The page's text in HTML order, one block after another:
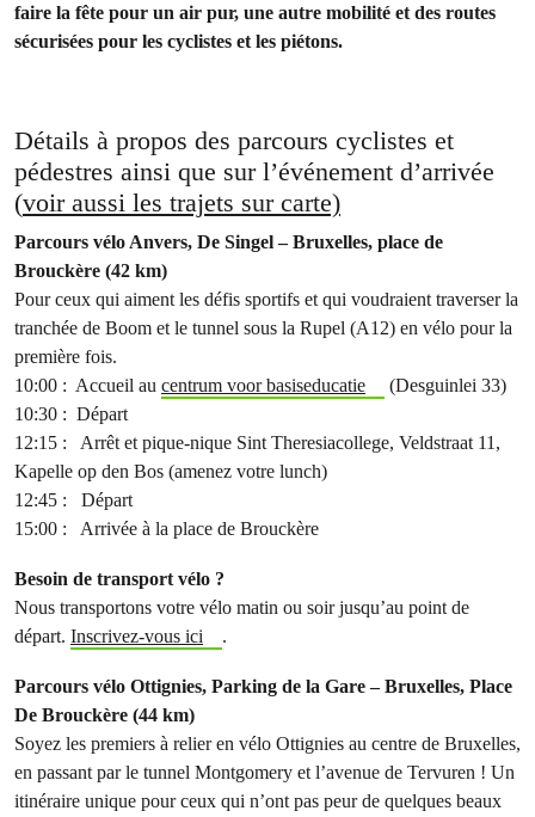
faire la fête pour un air pur, une autre mobilité et des routes
sécurisées pour les cyclistes et les piétons.
Détails à propos des parcours cyclistes et
pédestres ainsi que sur l’événement d’arrivée
(voir aussi les trajets sur carte)
Parcours vélo Anvers, De Singel – Bruxelles, place de
Brouckère (42 km)
Pour ceux qui aiment les défis sportifs et qui voudraient traverser la
tranchée de Boom et le tunnel sous la Rupel (A12) en vélo pour la
première fois.
10:00 : Accueil au centrum voor basiseducatie
(Desguinlei 33)
10:30 : Départ
12:15 : Arrêt et pique-nique Sint Theresiacollege, Veldstraat 11,
Kapelle op den Bos (amenez votre lunch)
12:45 : Départ
15:00 : Arrivée à la place de Brouckère
Besoin de transport vélo ?
Nous transportons votre vélo matin ou soir jusqu’au point de
départ. Inscrivez-vous ici .
Parcours vélo Ottignies, Parking de la Gare – Bruxelles, Place
De Brouckère (44 km)
Soyez les premiers à relier en vélo Ottignies au centre de Bruxelles,
en passant par le tunnel Montgomery et l’avenue de Tervuren ! Un
itinéraire unique pour ceux qui n’ont pas peur de quelques beaux